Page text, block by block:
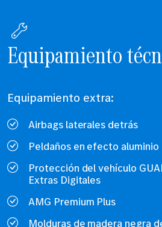
Equipamiento
Equipamiento extra:
Airbags laterales detrás
Peldaños en efecto
Protección del vehículo
Extras Digitales
AMG Premium Plus
Molduras de madera negra